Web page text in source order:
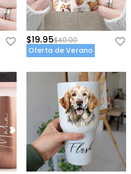
$19.95$40.00
Oferta de Verano